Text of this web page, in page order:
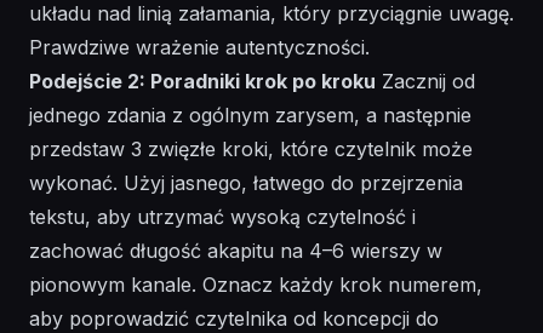
układu nad linią załamania, który przyciągnie uwagę.
Prawdziwe wrażenie autentyczności.
Podejście 2: Poradniki krok po kroku Zacznij od
jednego zdania z ogólnym zarysem, a następnie
przedstaw 3 zwięzłe kroki, które czytelnik może
wykonać. Użyj jasnego, łatwego do przejrzenia
tekstu, aby utrzymać wysoką czytelność i
zachować długość akapitu na 4–6 wierszy w
pionowym kanale. Oznacz każdy krok numerem,
aby poprowadzić czytelnika od koncepcji do